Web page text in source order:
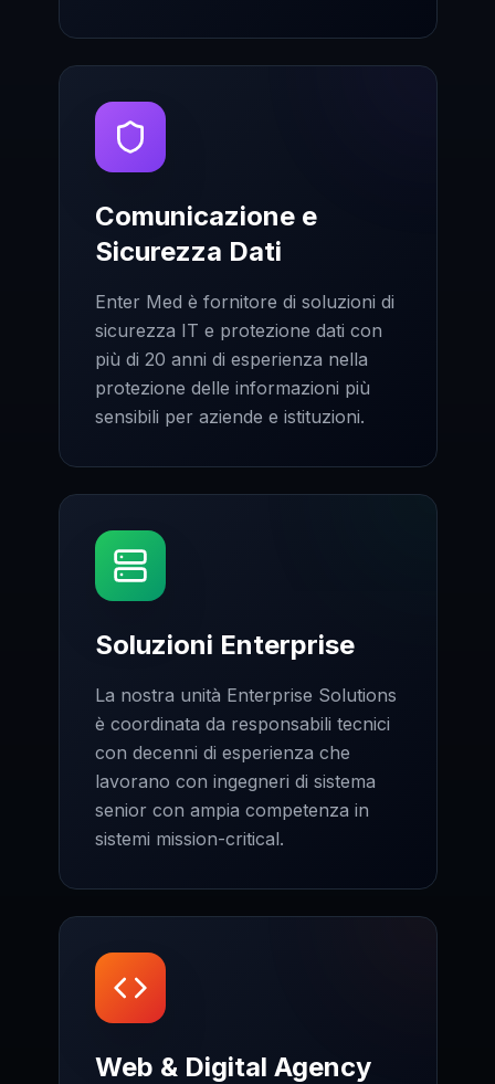
Comunicazione e
Sicurezza Dati
Enter Med è fornitore di soluzioni di
sicurezza IT e protezione dati con
più di 20 anni di esperienza nella
protezione delle informazioni più
sensibili per aziende e istituzioni.
Soluzioni Enterprise
La nostra unità Enterprise Solutions
è coordinata da responsabili tecnici
con decenni di esperienza che
lavorano con ingegneri di sistema
senior con ampia competenza in
sistemi mission-critical.
Web & Digital Agency